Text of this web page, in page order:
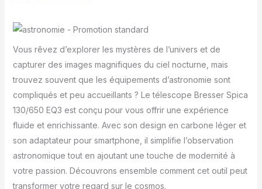
Vous rêvez d’explorer les mystères de l’univers et de
capturer des images magnifiques du ciel nocturne, mais
trouvez souvent que les équipements d’astronomie sont
compliqués et peu accueillants ? Le télescope Bresser Spica
130/650 EQ3 est conçu pour vous offrir une expérience
fluide et enrichissante. Avec son design en carbone léger et
son adaptateur pour smartphone, il simplifie l’observation
astronomique tout en ajoutant une touche de modernité à
votre passion. Découvrons ensemble comment cet outil peut
transformer votre regard sur le cosmos.